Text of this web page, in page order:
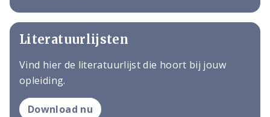
Literatuurlijsten
Vind hier de literatuurlijst die hoort bij jouw
opleiding.
Download nu